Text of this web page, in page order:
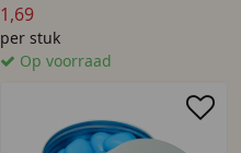
1,69
per stuk
Op voorraad